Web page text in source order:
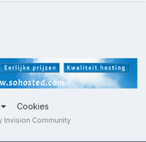
Cookies
Invision Community